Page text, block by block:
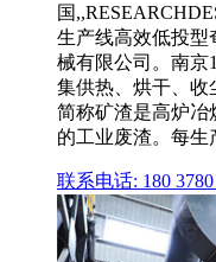
国
生产线高效低投型
械有限公司。南京
集供热、烘干、收
简称矿渣是高炉冶
的工业废渣。每生
联系电话: 180 3780